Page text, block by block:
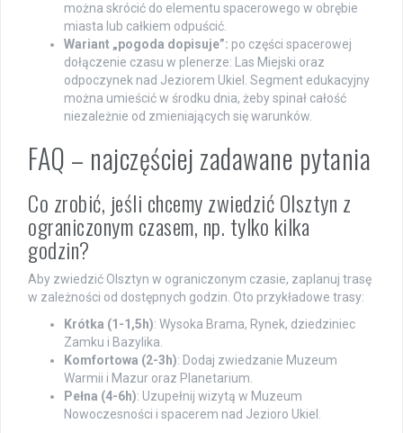
można skrócić do elementu spacerowego w obrębie
miasta lub całkiem odpuścić.
Wariant „pogoda dopisuje”: po części spacerowej
dołączenie czasu w plenerze: Las Miejski oraz
odpoczynek nad Jeziorem Ukiel. Segment edukacyjny
można umieścić w środku dnia, żeby spinał całość
niezależnie od zmieniających się warunków.
FAQ – najczęściej zadawane pytania
Co zrobić, jeśli chcemy zwiedzić Olsztyn z
ograniczonym czasem, np. tylko kilka
godzin?
Aby zwiedzić Olsztyn w ograniczonym czasie, zaplanuj trasę
w zależności od dostępnych godzin. Oto przykładowe trasy:
Krótka (1-1,5h): Wysoka Brama, Rynek, dziedziniec
Zamku i Bazylika.
Komfortowa (2-3h): Dodaj zwiedzanie Muzeum
Warmii i Mazur oraz Planetarium.
Pełna (4-6h): Uzupełnij wizytą w Muzeum
Nowoczesności i spacerem nad Jezioro Ukiel.